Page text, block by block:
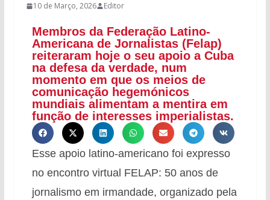
10 de Março, 2026 Editor
Membros da Federação Latino-
Americana de Jornalistas (Felap)
reiteraram hoje o seu apoio a Cuba
na defesa da verdade, num
momento em que os meios de
comunicação hegemónicos
mundiais alimentam a mentira em
função de interesses imperialistas.
Esse apoio latino-americano foi expresso
no encontro virtual FELAP: 50 anos de
jornalismo em irmandade, organizado pela